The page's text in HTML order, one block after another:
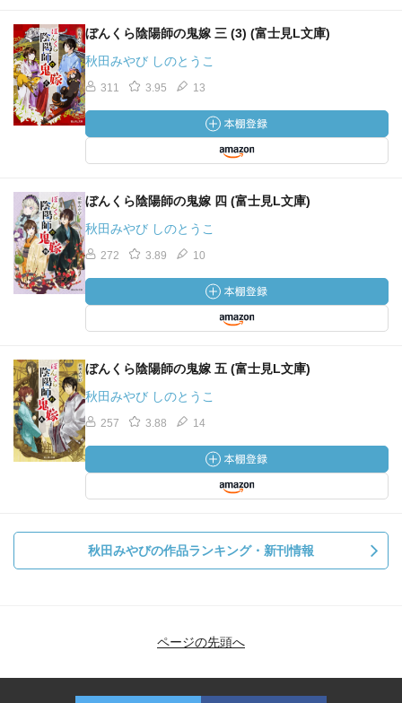
ぼんくら陰陽師の鬼嫁 三 (3) (富士見L文庫)
秋田みやび しのとうこ
311 3.95 13
ぼんくら陰陽師の鬼嫁 四 (富士見L文庫)
秋田みやび しのとうこ
272 3.89 10
ぼんくら陰陽師の鬼嫁 五 (富士見L文庫)
秋田みやび しのとうこ
257 3.88 14
秋田みやびの作品ランキング・新刊情報
ページの先頭へ